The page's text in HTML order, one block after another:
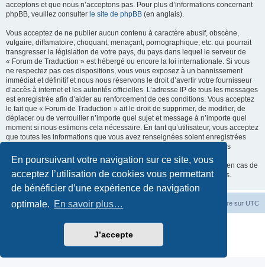
En poursuivant votre navigation sur ce site, vous
acceptez l’utilisation de cookies vous permettant
de bénéficier d’une expérience de navigation
optimale. En savoir plus…
J’accepte
acceptons et que nous n’acceptons pas. Pour plus d’informations concernant
phpBB, veuillez consulter le site de phpBB (en anglais).
Vous acceptez de ne publier aucun contenu à caractère abusif, obscène,
vulgaire, diffamatoire, choquant, menaçant, pornographique, etc. qui pourrait
transgresser la législation de votre pays, du pays dans lequel le serveur de
« Forum de Traduction » est hébergé ou encore la loi internationale. Si vous
ne respectez pas ces dispositions, vous vous exposez à un bannissement
immédiat et définitif et nous nous réservons le droit d’avertir votre fournisseur
d’accès à internet et les autorités officielles. L’adresse IP de tous les messages
est enregistrée afin d’aider au renforcement de ces conditions. Vous acceptez
le fait que « Forum de Traduction » ait le droit de supprimer, de modifier, de
déplacer ou de verrouiller n’importe quel sujet et message à n’importe quel
moment si nous estimons cela nécessaire. En tant qu’utilisateur, vous acceptez
que toutes les informations que vous avez renseignées soient enregistrées
dans notre base de données. Bien que ces informations ne seront pas
diffusées à une tierce partie sans votre consentement, ni « Forum de
Traduction », ni phpBB, ne pourront être tenus comme responsables en cas de
tentative de piratage informatique visant à compromettre vos données.
Accueil du forum Fuseau horaire sur UTC
Développé parphpBB® Forum Software © phpBB Limited
Traduction française officielle
Confidentialité|Conditions